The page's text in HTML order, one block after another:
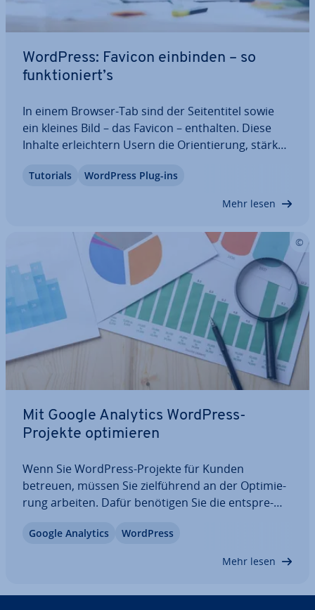
WordPress: Favicon einbinden – so
funk­tio­niert’s
In einem Browser-Tab sind der Sei­ten­ti­tel sowie
ein kleines Bild – das Favicon – enthalten. Diese
Inhalte er­leich­tern Usern die Ori­en­tie­rung, stärken
ri­ence. Sie haben 3 Mög­lich­kei­ten, Favicons in
Tutorials WordPress Plug-ins
Mehr lesen
Mit Google Analytics WordPress-
Projekte op­ti­mie­ren
Wenn Sie WordPress-Projekte für Kunden
betreuen, müssen Sie ziel­füh­rend an der Op­ti­mie­
rung arbeiten. Dafür benötigen Sie die ent­spre­
sehr viel über die Website wie auch über das
Verhalten Ihrer Besucher her­aus­fin­den. Doch die
Google Analytics WordPress
Mehr lesen